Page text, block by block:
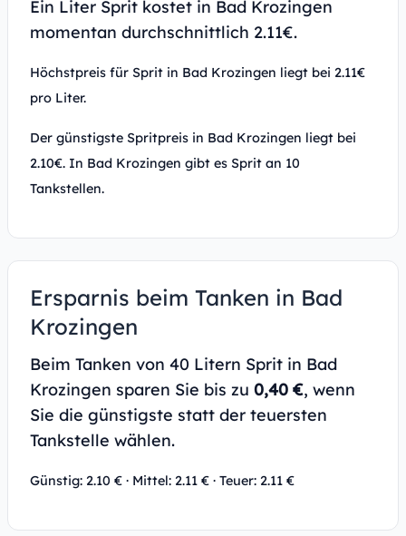
Ein Liter Sprit kostet in Bad Krozingen
momentan durchschnittlich 2.11€.
Höchstpreis für Sprit in Bad Krozingen liegt bei 2.11€
pro Liter.
Der günstigste Spritpreis in Bad Krozingen liegt bei
2.10€. In Bad Krozingen gibt es Sprit an 10
Tankstellen.
Ersparnis beim Tanken in Bad
Krozingen
Beim Tanken von 40 Litern Sprit in Bad
Krozingen sparen Sie bis zu 0,40 €, wenn
Sie die günstigste statt der teuersten
Tankstelle wählen.
Günstig: 2.10 € · Mittel: 2.11 € · Teuer: 2.11 €